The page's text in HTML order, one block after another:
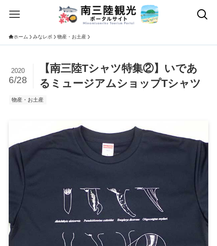
ホーム みなレポ 物産・お土産
【南三陸Tシャツ特集②】いであ
るミュージアムショップTシャツ
2020
6/28
物産・お土産